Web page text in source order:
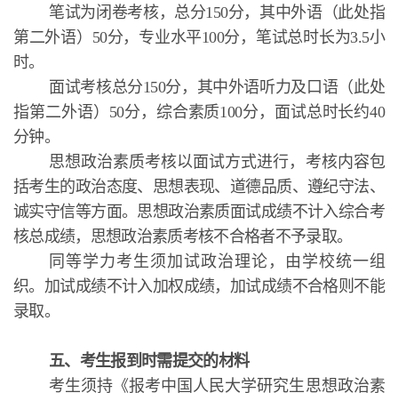
笔试为闭卷考核，总分150分，其中外语（此处指
第二外语）50分，专业水平100分，笔试总时长为3.5小
时。
面试考核总分150分，其中外语听力及口语（此处
指第二外语）50分，综合素质100分，面试总时长约40
分钟。
思想政治素质考核以面试方式进行，考核内容包
括考生的政治态度、思想表现、道德品质、遵纪守法、
诚实守信等方面。思想政治素质面试成绩不计入综合考
核总成绩，思想政治素质考核不合格者不予录取。
同等学力考生须加试政治理论，由学校统一组
织。加试成绩不计入加权成绩，加试成绩不合格则不能
录取。
五、考生报到时需提交的材料
考生须持《报考中国人民大学研究生思想政治素